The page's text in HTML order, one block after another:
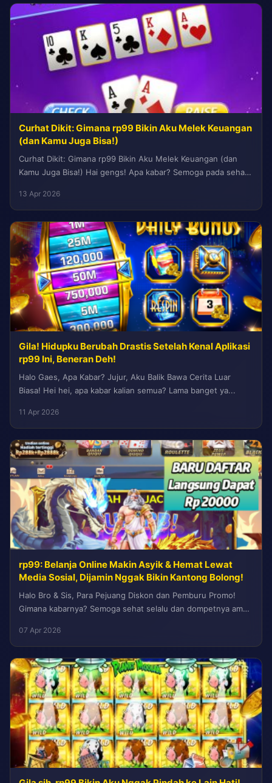
Curhat Dikit: Gimana rp99 Bikin Aku Melek Keuangan
(dan Kamu Juga Bisa!)
Curhat Dikit: Gimana rp99 Bikin Aku Melek Keuangan (dan
Kamu Juga Bisa!) Hai gengs! Apa kabar? Semoga pada sehat
13 Apr 2026
Gila! Hidupku Berubah Drastis Setelah Kenal Aplikasi
rp99 Ini, Beneran Deh!
Halo Gaes, Apa Kabar? Jujur, Aku Balik Bawa Cerita Luar
Biasa! Hei hei, apa kabar kalian semua? Lama banget ya...
11 Apr 2026
rp99: Belanja Online Makin Asyik & Hemat Lewat
Media Sosial, Dijamin Nggak Bikin Kantong Bolong!
Halo Bro & Sis, Para Pejuang Diskon dan Pemburu Promo!
Gimana kabarnya? Semoga sehat selalu dan dompetnya aman
07 Apr 2026